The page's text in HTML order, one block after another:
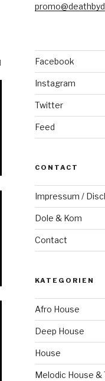
Facebook
Instagram
Twitter
Feed
CONTACT
Impressum /
Dole & Kom
Contact
KATEGORIEN
Afro House
Deep House
House
Melodic House &